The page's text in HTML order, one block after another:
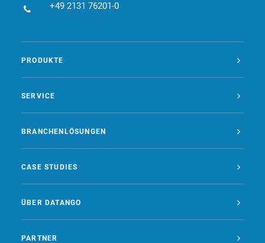
+49 2131 76201-0
PRODUKTE
SERVICE
BRANCHENLÖSUNGEN
CASE STUDIES
ÜBER DATANGO
PARTNER